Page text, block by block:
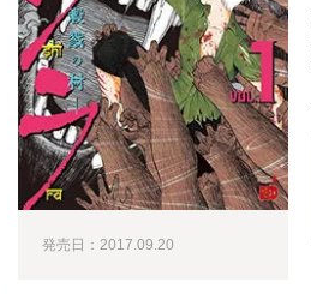
発売日：2017.09.20